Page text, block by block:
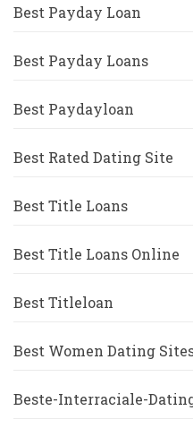
Best Payday Loan
Best Payday Loans
Best Paydayloan
Best Rated Dating Site
Best Title Loans
Best Title Loans Online
Best Titleloan
Best Women Dating
Beste-Interraciale-